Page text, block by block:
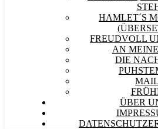
HAMLET´S
FREUDVOLL
AN
DIE
ÜBER